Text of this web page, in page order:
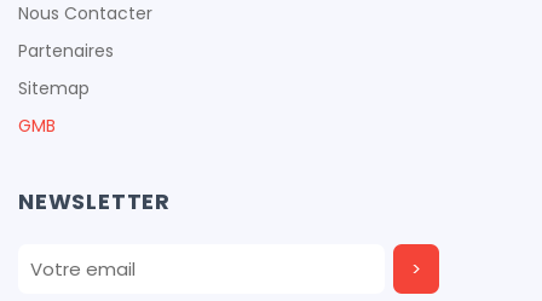
Nous Contacter
Partenaires
Sitemap
GMB
NEWSLETTER